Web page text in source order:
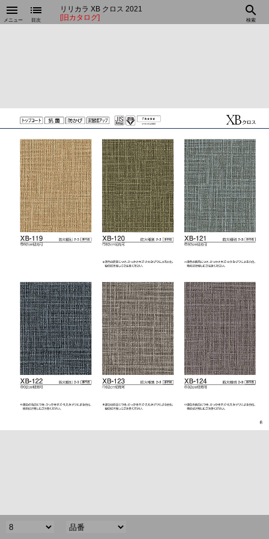
menu
メニュー
リリカラ XB クロス 2021
[旧カタログ]
list
目次
search
検索